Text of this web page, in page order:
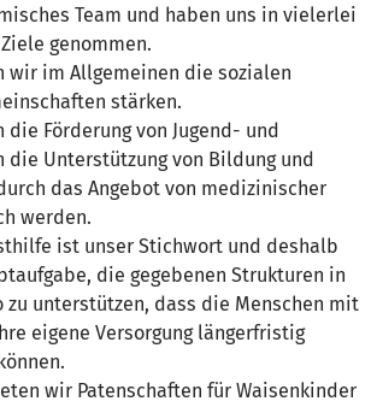
Team und haben uns in vielerlei
genommen.
wir im Allgemeinen die sozialen
stärken.
die Förderung von Jugend- und
die Unterstützung von Bildung und
das Angebot von medizinischer
werden.
ist unser Stichwort und deshalb
die gegebenen Strukturen in
zu unterstützen, dass die Menschen mit
eigene Versorgung längerfristig
wir Patenschaften für Waisenkinder